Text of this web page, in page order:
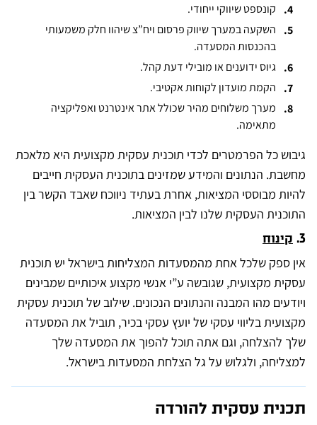
קונספט שיווקי ייחודי.
השקעה במערך שיווק פרסום ויח”צ שיהוו חלק משמעותי
בהכנסות המסעדה.
גיוס ידוענים או מובילי דעת קהל.
הקמת מועדון לקוחות אקטיבי.
מערך משלוחים מהיר שכולל אתר אינטרנט ואפליקציה
מתאימה.
גיבוש כל הפרמטרים לכדי תוכנית עסקית מקצועית היא מלאכת
מחשבת. הנתונים והמידע שמזינים בתוכנית העסקית חייבים
להיות מבוססי המציאות, אחרת בעתיד ניווכח שאבד הקשר בין
התוכנית העסקית שלנו לבין המציאות.
3. קינוח
אין ספק שלכל אחת מהמסעדות המצליחות בישראל יש תוכנית
עסקית מקצועית, שגובשה ע”י אנשי מקצוע איכותיים שמבינים
ויודעים מהו המבנה והנתונים הנכונים. שילוב של תוכנית עסקית
מקצועית בליווי עסקי של יועץ עסקי בכיר, תוביל את המסעדה
שלך להצלחה, וגם אתה תוכל להפוך את המסעדה שלך
למצליחה, ולגלוש על גל הצלחת המסעדות בישראל.
תכנית עסקית להורדה